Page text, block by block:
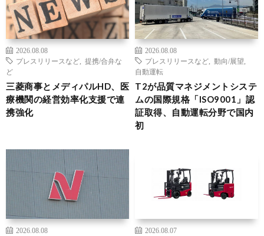
2026.08.08
プレスリリースなど
提携/合弁な
ど
三菱商事とメディパルHD、医
療機関の経営効率化支援で連
携強化
2026.08.08
プレスリリースなど
動向/展望
自動運転
T2が品質マネジメントシステ
ムの国際規格「ISO9001」認
証取得、自動運転分野で国内
初
2026.08.08
2026.08.07